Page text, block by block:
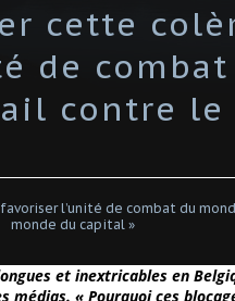
cette
de combat
contre le
et inextricables en
médias. « Pourquoi ces